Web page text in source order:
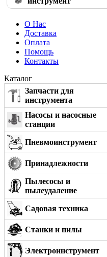
О Нас
Доставка
Оплата
Помощь
Контакты
Каталог
Запчасти для
инструмента
Насосы и насосные
станции
Пневмоинструмент
Принадлежности
Пылесосы и
пылеудаление
Садовая техника
Станки и пилы
Электроинструмент